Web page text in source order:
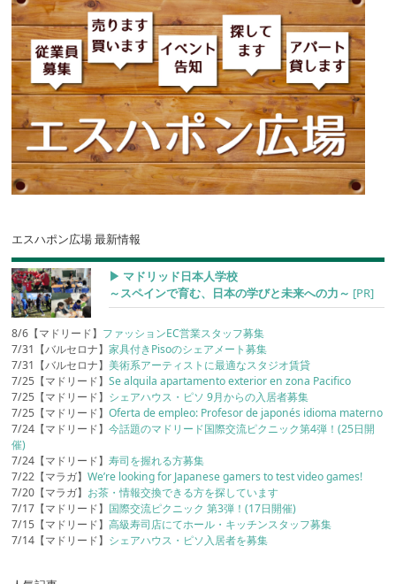
エスハポン広場 最新情報
▶︎ マドリッド日本人学校
～スペインで育む、日本の学びと未来への力～ [PR]
8/6【マドリード】 ファッションEC営業スタッフ募集
7/31【バルセロナ】家具付きPisoのシェアメート募集
7/31【バルセロナ】美術系アーティストに最適なスタジオ賃貸
7/25【マドリード】Se alquila apartamento exterior en zona Pacifico
7/25【マドリード】 シェアハウス・ピソ 9月からの入居者募集
7/25【マドリード】Oferta de empleo: Profesor de japonés idioma materno
7/24【マドリード】今話題のマドリード国際交流ピクニック第4弾！(25日開
催)
7/24【マドリード】寿司を握れる方募集
7/22【マラガ】We’re looking for Japanese gamers to test video games!
7/20【マラガ】 お茶・情報交換できる方を探しています
7/17【マドリード】 国際交流ピクニック 第3弾！(17日開催)
7/15【マドリード】高級寿司店にてホール・キッチンスタッフ募集
7/14【マドリード】 シェアハウス・ピソ入居者を募集